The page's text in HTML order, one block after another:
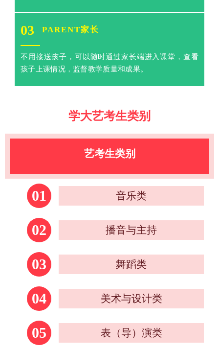
03 PARENT家长
不用接送孩子，可以随时通过家长端进入课堂，查看
孩子上课情况，监督教学质量和成果。
学大艺考生类别
艺考生类别
音乐类
01
02 播音与主持
舞蹈类
03
04 美术与设计类
表（导）演类
05